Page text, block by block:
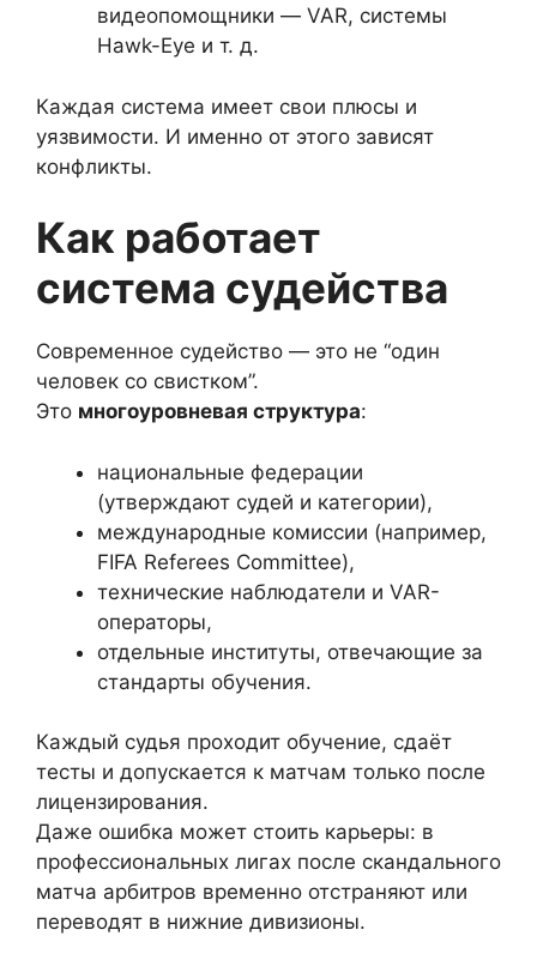
видеопомощники — VAR, системы
Hawk-Eye и т. д.
Каждая система имеет свои плюсы и
уязвимости. И именно от этого зависят
конфликты.
Как работает
система судейства
Современное судейство — это не “один
человек со свистком”.
Это многоуровневая структура:
национальные федерации
(утверждают судей и категории),
международные комиссии (например,
FIFA Referees Committee),
технические наблюдатели и VAR-
операторы,
отдельные институты, отвечающие за
стандарты обучения.
Каждый судья проходит обучение, сдаёт
тесты и допускается к матчам только после
лицензирования.
Даже ошибка может стоить карьеры: в
профессиональных лигах после скандального
матча арбитров временно отстраняют или
переводят в нижние дивизионы.